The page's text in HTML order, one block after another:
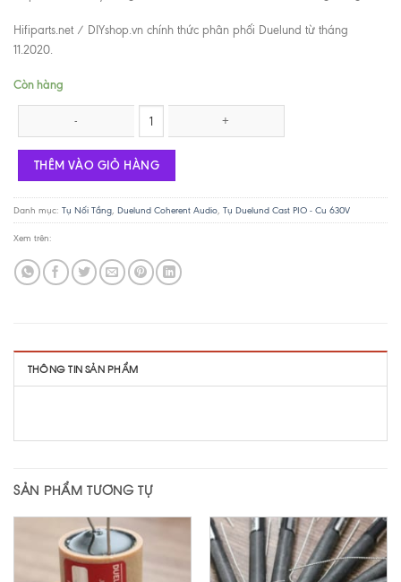
Hifiparts.net / DIYshop.vn chính thức phân phối Duelund từ tháng
11.2020.
Còn hàng
THÊM VÀO GIỎ HÀNG
Danh mục: Tụ Nối Tầng, Duelund Coherent Audio, Tụ Duelund Cast PIO - Cu 630V
Xem trên:
THÔNG TIN SẢN PHẨM
SẢN PHẨM TƯƠNG TỰ